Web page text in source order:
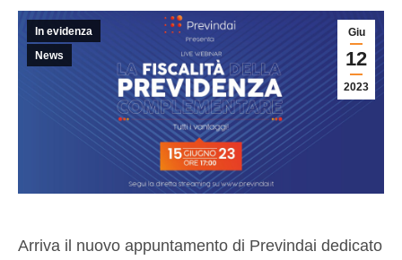
Giu
12
2023
In evidenza
News
Arriva il nuovo appuntamento di Previndai dedicato